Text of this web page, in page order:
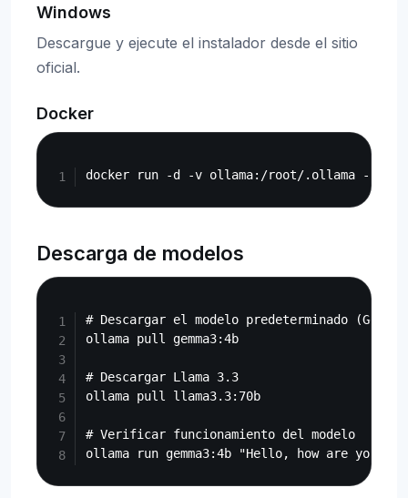
Windows
Descargue y ejecute el instalador desde el sitio
oficial.
Docker
Descarga de modelos
# Descargar el modelo predeterminado (Gemma
ollama pull gemma3:4b
# Descargar Llama 3.3
ollama pull llama3.3:70b
# Verificar funcionamiento del modelo